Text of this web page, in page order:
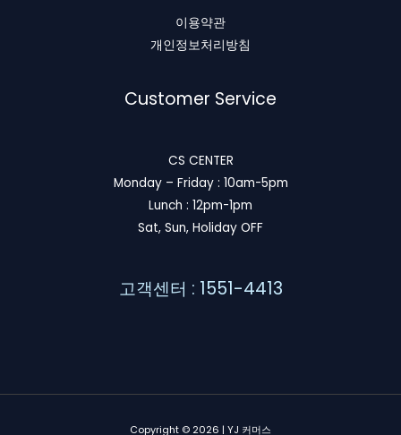
이용약관
개인정보처리방침
Customer Service
CS CENTER
Monday – Friday : 10am-5pm
Lunch : 12pm-1pm
Sat, Sun, Holiday OFF
고객센터 : 1551-4413
Copyright © 2026 | YJ 커머스